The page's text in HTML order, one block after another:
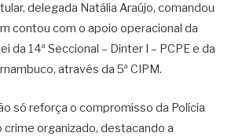
delegada Natália Araújo, comandou
contou com o apoio operacional da
da 14ª Seccional – Dinter I – PCPE e da
através da 5ª CIPM.
só reforça o compromisso da Polícia
crime organizado, destacando a